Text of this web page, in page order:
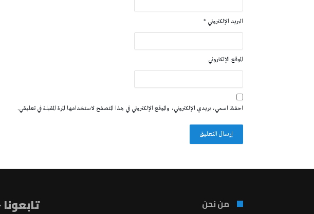
البريد الإلكتروني *
الموقع الإلكتروني
احفظ اسمي، بريدي الإلكتروني، والموقع الإلكتروني في هذا المتصفح لاستخدامها المرة المقبلة في تعليقي.
من نحن تابعونا